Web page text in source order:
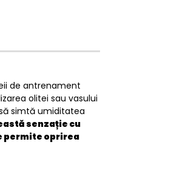
de antrenament
olitei sau vasului
simtă umiditatea
senzație cu
permite oprirea